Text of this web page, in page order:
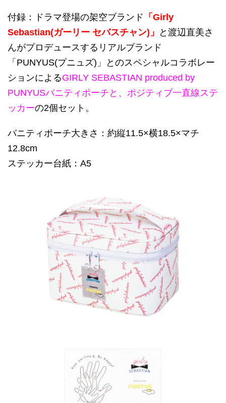
付録：ドラマ登場の架空ブランド 「Girly
Sebastian(ガーリー セバスチャン)」
と渡辺直美さ
んがプロデュースするリアルブランド
「PUNYUS(プニュズ)」とのスペシャルコラボレー
ションによるGIRLY SEBASTIAN produced by
PUNYUSバニティポーチと、ポジティブ一直線ステ
ッカーの2個セット。
バニティポーチ大きさ：約縦11.5×横18.5×マチ
12.8cm
ステッカー台紙：A5